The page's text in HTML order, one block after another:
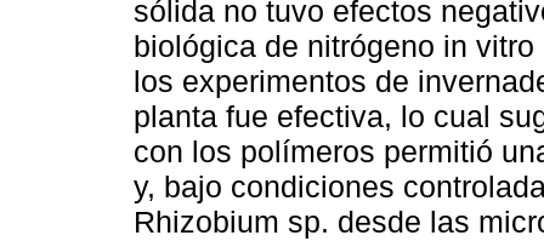
sólida no tuvo efectos
biológica de nitrógeno in
los experimentos de
planta fue efectiva, lo cual
con los polímeros permitió
y, bajo condiciones
Rhizobium sp. desde las